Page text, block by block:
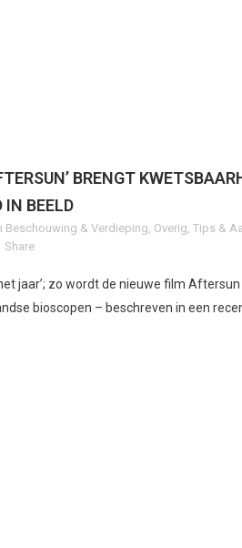
BRENGT
IN BEELD
Beschouwing & Verdieping, Overig, Tips &
Share
jaar’; zo wordt de nieuwe film
bioscopen – beschreven in een